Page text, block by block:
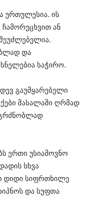
ურთულესია. ის
ჩამორეცხვით ან
და
საჭირო.
გაუმყარებელი
მასალაში ღრმად
ერთი უსიამოვნო
სხვა
დიდი სიფრთხილე
და სუფთა